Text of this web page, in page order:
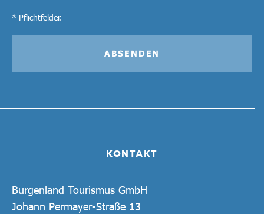
KONTAKT
Burgenland Tourismus GmbH
Johann Permayer-Straße 13
* Pflichtfelder.
ABSENDEN